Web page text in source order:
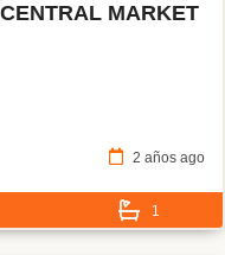
MARKET
2 años ago
1